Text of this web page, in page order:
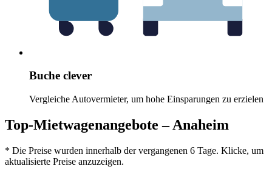
Buche clever
Vergleiche Autovermieter, um hohe Einsparungen zu erzielen
Top-Mietwagenangebote – Anaheim
* Die Preise wurden innerhalb der vergangenen 6 Tage. Klicke, um
aktualisierte Preise anzuzeigen.